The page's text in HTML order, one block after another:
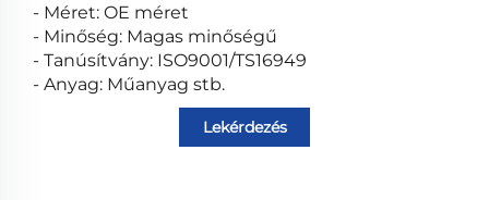
- Méret: OE méret
- Minőség: Magas minőségű
- Tanúsítvány: ISO9001/TS16949
- Anyag: Műanyag stb.
Lekérdezés